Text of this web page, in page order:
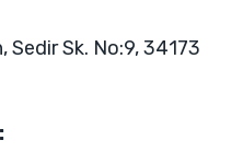
Sedir Sk. No:9, 34173